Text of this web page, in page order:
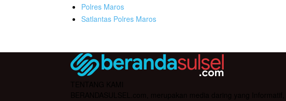
Polres Maros
Satlantas Polres Maros